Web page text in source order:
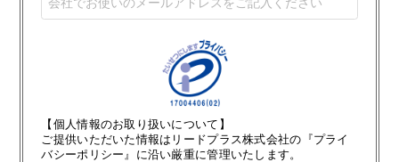
【個人情報のお取り扱いについて】
ご提供いただいた情報はリードプラス株式会社の『プライ
バシーポリシー』に沿い厳重に管理いたします。